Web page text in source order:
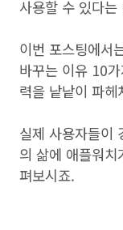
사용할 수 있다
이번 포스팅에서
바꾸는 이유 10
력을 낱낱이 파헤
실제 사용자들이
의 삶에 애플워
펴보시죠.